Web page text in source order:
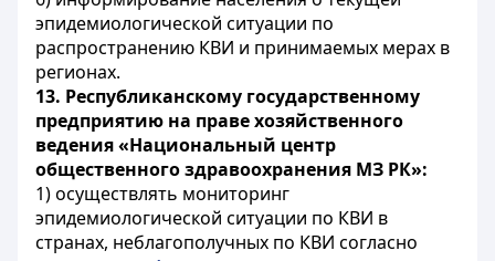
эпидемиологической ситуации по
распространению КВИ и принимаемых мерах в
регионах.
13. Республиканскому государственному
предприятию на праве хозяйственного
ведения «Национальный центр
общественного здравоохранения МЗ РК»:
1) осуществлять мониторинг
эпидемиологической ситуации по КВИ в
странах, неблагополучных по КВИ согласно